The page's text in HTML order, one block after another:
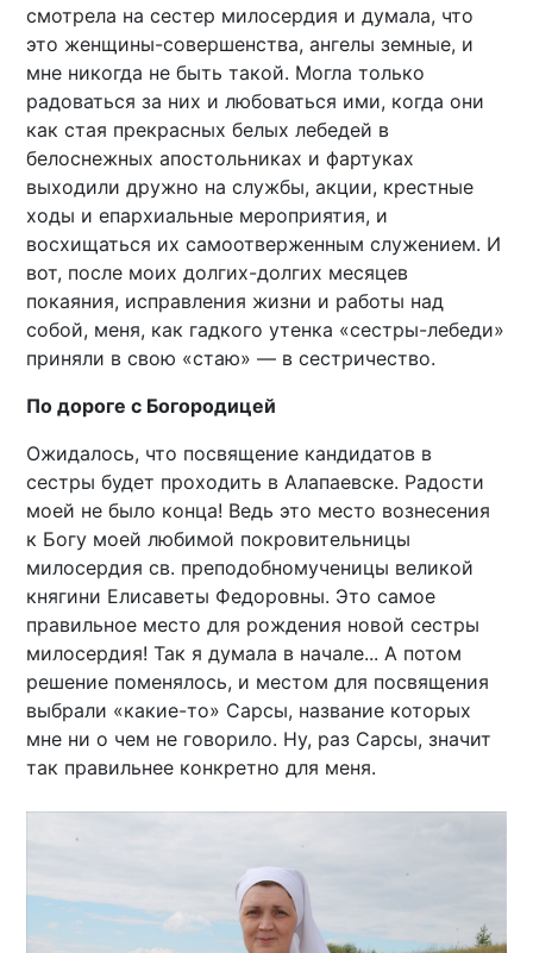
смотрела на сестер милосердия и думала, что
это женщины-совершенства, ангелы земные, и
мне никогда не быть такой. Могла только
радоваться за них и любоваться ими, когда они
как стая прекрасных белых лебедей в
белоснежных апостольниках и фартуках
выходили дружно на службы, акции, крестные
ходы и епархиальные мероприятия, и
восхищаться их самоотверженным служением. И
вот, после моих долгих-долгих месяцев
покаяния, исправления жизни и работы над
собой, меня, как гадкого утенка «сестры-лебеди»
приняли в свою «стаю» — в сестричество.
По дороге с Богородицей
Ожидалось, что посвящение кандидатов в
сестры будет проходить в Алапаевске. Радости
моей не было конца! Ведь это место вознесения
к Богу моей любимой покровительницы
милосердия св. преподобномученицы великой
княгини Елисаветы Федоровны. Это самое
правильное место для рождения новой сестры
милосердия! Так я думала в начале... А потом
решение поменялось, и местом для посвящения
выбрали «какие-то» Сарсы, название которых
мне ни о чем не говорило. Ну, раз Сарсы, значит
так правильнее конкретно для меня.